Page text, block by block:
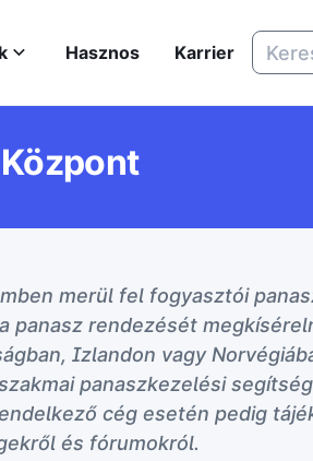
Hasznos Karrier
merül fel fogyasztói
panasz rendezését
Izlandon vagy
panaszkezelési
cég esetén pedig
és fórumokról.